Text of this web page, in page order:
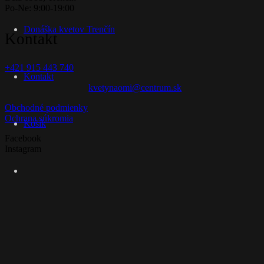
Donáška kvetov Trenčín
Kontakt
Košík
Kontakt
+421 915 443 740
kvetynaomi@centrum.sk
Obchodné podmienky
Ochrana súkromia